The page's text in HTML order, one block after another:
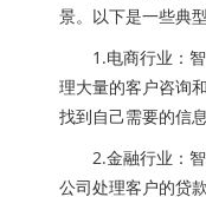
景。以下是一些典
1.电商行业：智
理大量的客户咨询
找到自己需要的信
2.金融行业：智
公司处理客户的贷